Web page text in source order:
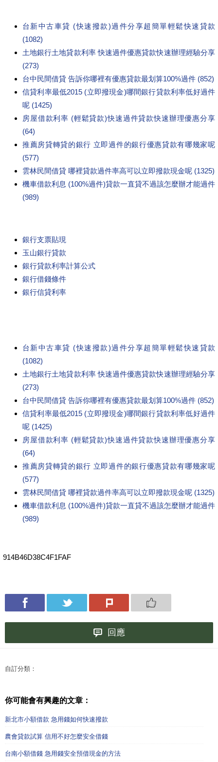
台新中古車貸 (快速撥款)過件分享超簡單輕鬆快速貸款
(1082)
土地銀行土地貸款利率 快速過件優惠貸款快速辦理經驗分享
(273)
台中民間借貸 告訴你哪裡有優惠貸款最划算100%過件 (852)
信貸利率最低2015 (立即撥現金)哪間銀行貸款利率低好過件
呢 (1425)
房屋借款利率 (輕鬆貸款)快速過件貸款快速辦理優惠分享
(64)
推薦房貸轉貸的銀行 立即過件的銀行優惠貸款有哪幾家呢
(577)
雲林民間借貸 哪裡貸款過件率高可以立即撥款現金呢 (1325)
機車借款利息 (100%過件)貸款一直貸不過該怎麼辦才能過件
(989)
銀行支票貼現
玉山銀行貸款
銀行貸款利率計算公式
銀行借錢條件
銀行信貸利率
台新中古車貸 (快速撥款)過件分享超簡單輕鬆快速貸款
(1082)
土地銀行土地貸款利率 快速過件優惠貸款快速辦理經驗分享
(273)
台中民間借貸 告訴你哪裡有優惠貸款最划算100%過件 (852)
信貸利率最低2015 (立即撥現金)哪間銀行貸款利率低好過件
呢 (1425)
房屋借款利率 (輕鬆貸款)快速過件貸款快速辦理優惠分享
(64)
推薦房貸轉貸的銀行 立即過件的銀行優惠貸款有哪幾家呢
(577)
雲林民間借貸 哪裡貸款過件率高可以立即撥款現金呢 (1325)
機車借款利息 (100%過件)貸款一直貸不過該怎麼辦才能過件
(989)
914B46D38C4F1FAF
回應
自訂分類：
你可能會有興趣的文章：
新北市小額借款 急用錢如何快速撥款
農會貸款試算 信用不好怎麼安全借錢
台南小額借錢 急用錢安全預借現金的方法